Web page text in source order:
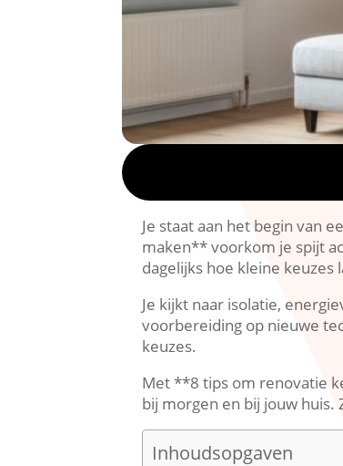
Je staat aan het begin van
maken** voorkom je spijt
dagelijks hoe kleine
Je kijkt naar isolatie,
voorbereiding op nieuwe
keuzes.​
Met **8 tips om renovatie
bij morgen en bij jouw
Inhoudsopgaven